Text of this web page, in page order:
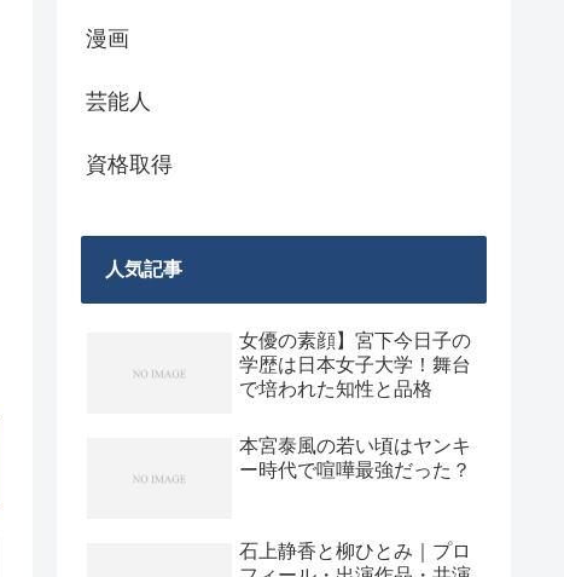
漫画
芸能人
資格取得
人気記事
女優の素顔】宮下今日子の
学歴は日本女子大学！舞台
で培われた知性と品格
本宮泰風の若い頃はヤンキ
ー時代で喧嘩最強だった？
石上静香と柳ひとみ｜プロ